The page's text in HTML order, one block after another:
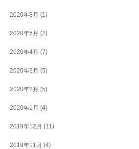
2020年8月 (1)
2020年5月 (2)
2020年4月 (7)
2020年3月 (5)
2020年2月 (5)
2020年1月 (4)
2019年12月 (11)
2019年11月 (4)